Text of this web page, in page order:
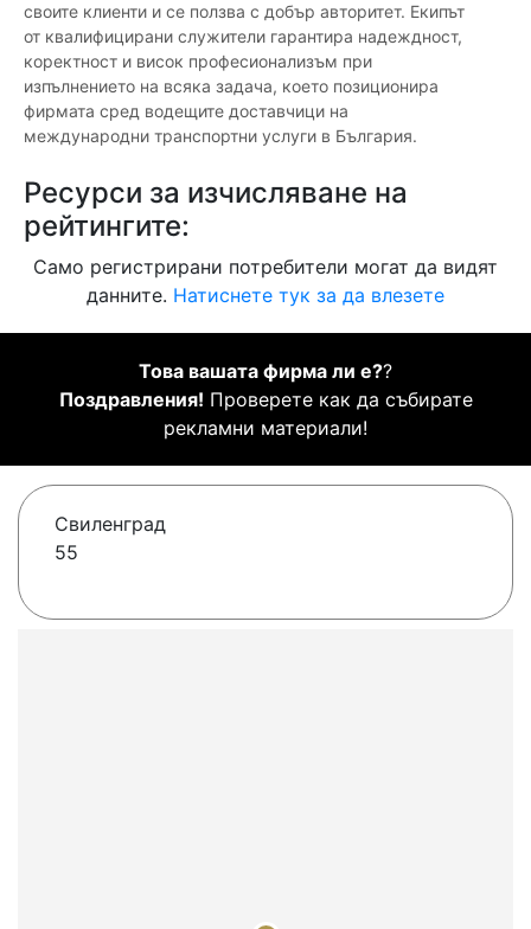
своите клиенти и се ползва с добър авторитет. Екипът
от квалифицирани служители гарантира надеждност,
коректност и висок професионализъм при
изпълнението на всяка задача, което позиционира
фирмата сред водещите доставчици на
международни транспортни услуги в България.
Ресурси за изчисляване на
рейтингите:
Само регистрирани потребители могат да видят
данните. Натиснете тук за да влезете
Това вашата фирма ли е??
Поздравления! Проверете как да събирате
рекламни материали!
Свиленград
55